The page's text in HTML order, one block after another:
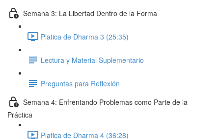
Semana 3: La Libertad Dentro de la Forma
Platica de Dharma 3 (25:35)
Lectura y Material Suplementario
Preguntas para Reflexión
Semana 4: Enfrentando Problemas como Parte de la
Práctica
Platica de Dharma 4 (36:28)